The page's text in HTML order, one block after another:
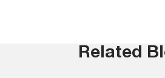
Related